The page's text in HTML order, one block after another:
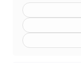
posibilidad de
en un elemento
destaca tu marca y
socios comerciales.
descubre el poder de